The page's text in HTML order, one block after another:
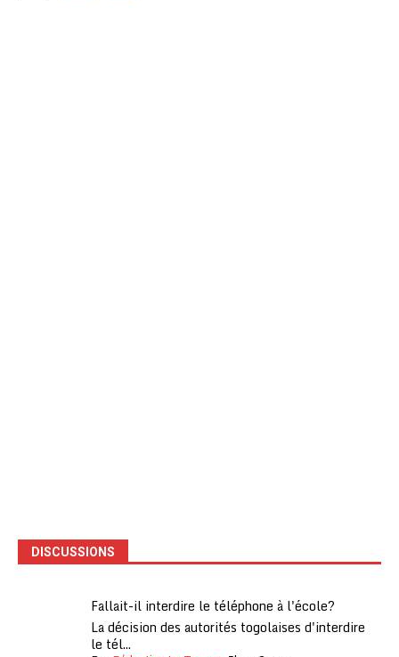
DISCUSSIONS
Fallait-il interdire le téléphone à l'école?
La décision des autorités togolaises d'interdire
le tél...